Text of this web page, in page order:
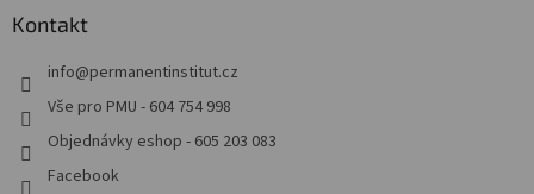
Kontakt
info@permanentinstitut.cz
Vše pro PMU - 604 754 998
Objednávky eshop - 605 203 083
Facebook